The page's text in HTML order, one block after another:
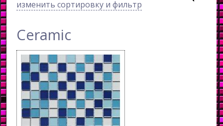
изменить сортировку и фильтр
Ceramic